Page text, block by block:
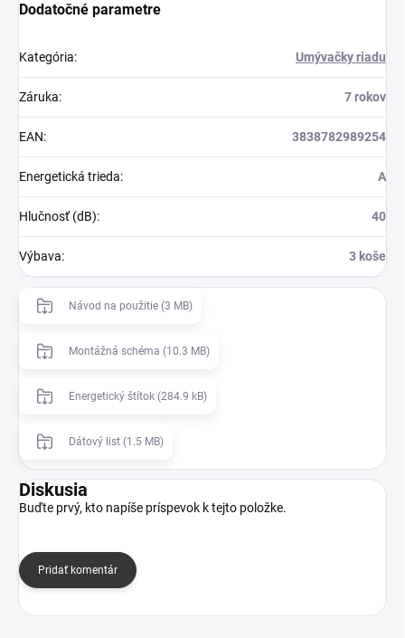
Dodatočné parametre
Kategória: Umývačky riadu
Záruka: 7 rokov
EAN: 3838782989254
Energetická trieda: A
Hlučnosť (dB): 40
Výbava: 3 koše
Návod na použitie (3 MB)
Montážná schéma (10.3 MB)
Energetický štítok (284.9 kB)
Dátový list (1.5 MB)
Diskusia
Buďte prvý, kto napíše príspevok k tejto položke.
Pridať komentár